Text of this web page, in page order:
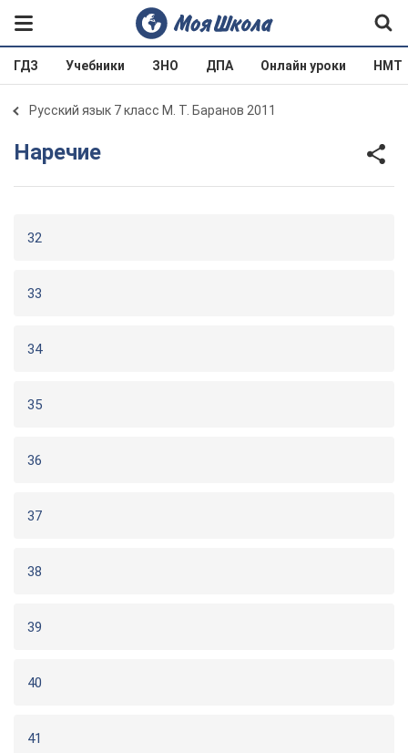
ГДЗ Учебники ЗНО ДПА Онлайн уроки НМТ
Русский язык 7 класс М. Т. Баранов 2011
Наречие
32
33
34
35
36
37
38
39
40
41